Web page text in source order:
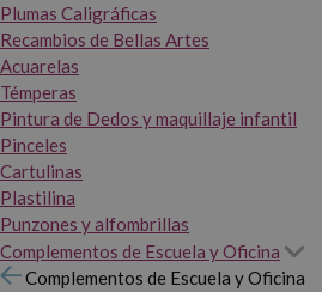
Plumas Caligráficas
Recambios de Bellas Artes
Acuarelas
Témperas
Pintura de Dedos y maquillaje infantil
Pinceles
Cartulinas
Plastilina
Punzones y alfombrillas
Complementos de Escuela y Oficina
Complementos de Escuela y Oficina